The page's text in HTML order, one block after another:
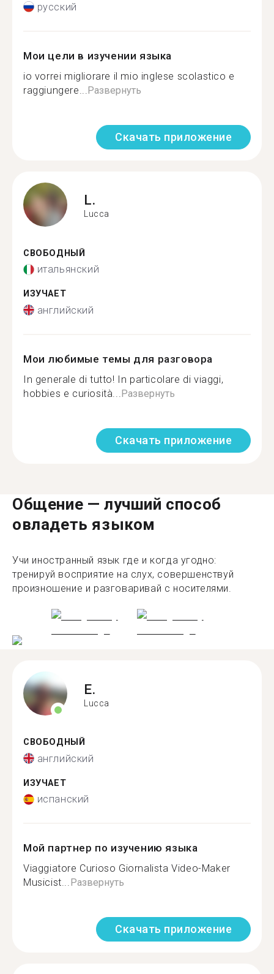
русский
Мои цели в изучении языка
io vorrei migliorare il mio inglese scolastico e
raggiungere... Развернуть
Скачать приложение
L.
Lucca
СВОБОДНЫЙ
итальянский
ИЗУЧАЕТ
английский
Мои любимые темы для разговора
In generale di tutto! In particolare di viaggi,
hobbies e curiosità... Развернуть
Скачать приложение
Общение — лучший способ
овладеть языком
Учи иностранный язык где и когда угодно:
тренируй восприятие на слух, совершенствуй
произношение и разговаривай с носителями.
E.
Lucca
СВОБОДНЫЙ
английский
ИЗУЧАЕТ
испанский
Мой партнер по изучению языка
Viaggiatore Curioso Giornalista Video-Maker
Musicist...Развернуть
Скачать приложение